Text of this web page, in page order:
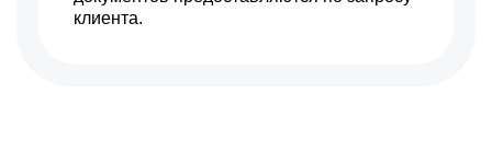
клиента.